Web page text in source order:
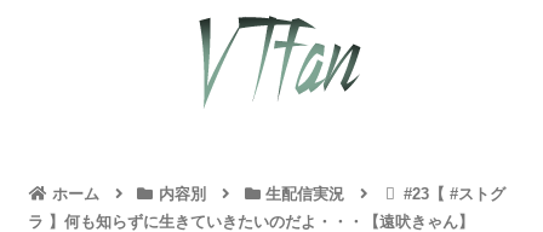
ホーム 内容別 生配信実況
#23【 #ストグ
ラ 】何も知らずに生きていきたいのだよ・・・【遠吠きゃん】